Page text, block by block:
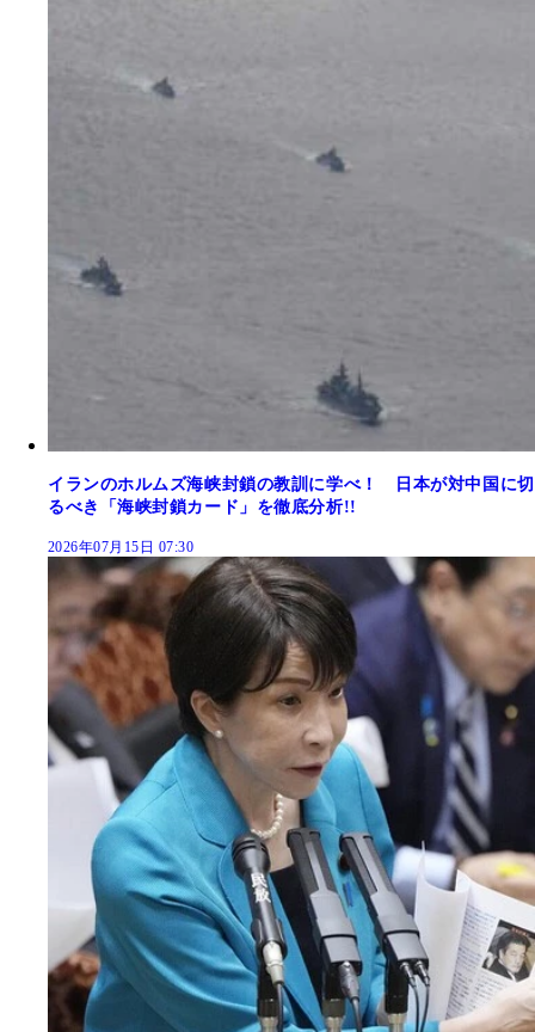
イランのホルムズ海峡封鎖の教訓に学べ！ 日本が対中国に切
るべき「海峡封鎖カード」を徹底分析!!
2026年07月15日 07:30